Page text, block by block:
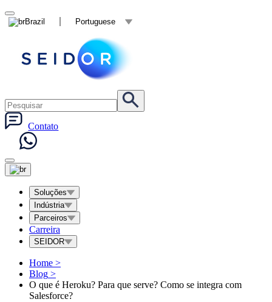
Brazil Portuguese
Contato
Soluções
Indústria
Parceiros
Carreira
SEIDOR
Home >
Blog >
O que é Heroku? Para que serve? Como se integra com
Salesforce?